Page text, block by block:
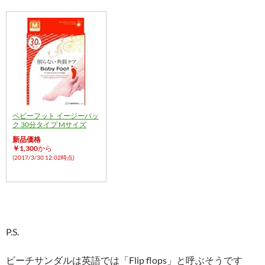
ベビーフット イージーパッ
ク 30分タイプ Mサイズ
新品価格
￥1,300から
(2017/3/30 12:02時点)
P.S.
ビーチサンダルは英語では「Flip flops」と呼ぶそうです